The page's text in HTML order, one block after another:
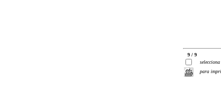
9 / 9
selecciona
para